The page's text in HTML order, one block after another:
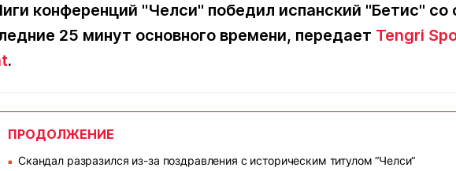
99 +7 (700) 3 888 188
конференций "Челси" победил испанский "Бетис" со
25 минут основного времени, передает Tengri
.
ПРОДОЛЖЕНИЕ
■ Скандал разразился из-за поздравления с историческим титулом “Челси“